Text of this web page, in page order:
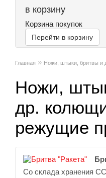
в корзину
Корзина покупок
Перейти в корзину
Главная » Ножи, штыки, бритвы и
Ножи,
др.
режущие
Со склада хранения